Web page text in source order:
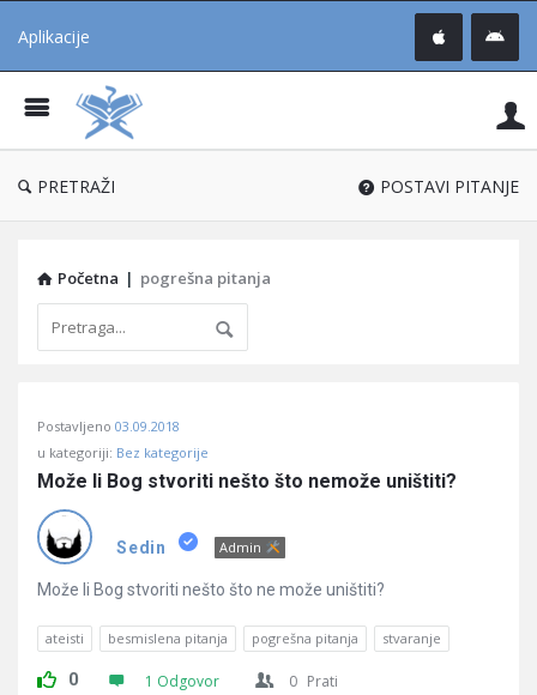
Aplikacije
®
PRETRAŽI POSTAVI PITANJE
Početna | pogrešna pitanja
Učene
Latest
Pitanja
Postavljeno 03.09.2018
u kategoriji: Bez kategorije
Može li Bog stvoriti nešto što nemože uništiti?
Sedin Admin
Može li Bog stvoriti nešto što ne može uništiti?
ateisti besmislena pitanja pogrešna pitanja stvaranje
0 1 Odgovor 0 Prati